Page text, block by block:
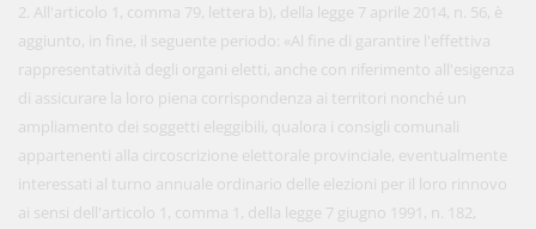
2. All'articolo 1, comma 79, lettera b), della legge 7 aprile 2014, n. 56, è
aggiunto, in fine, il seguente periodo: «Al fine di garantire l'effettiva
rappresentatività degli organi eletti, anche con riferimento all'esigenza
di assicurare la loro piena corrispondenza ai territori nonché un
ampliamento dei soggetti eleggibili, qualora i consigli comunali
appartenenti alla circoscrizione elettorale provinciale, eventualmente
interessati al turno annuale ordinario delle elezioni per il loro rinnovo
ai sensi dell'articolo 1, comma 1, della legge 7 giugno 1991, n. 182,